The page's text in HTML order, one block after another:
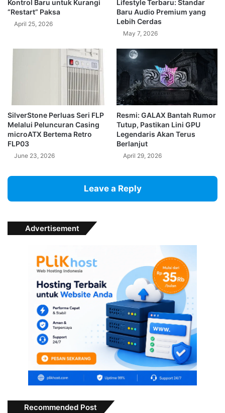
Kontrol Baru untuk Kurangi
“Restart” Paksa
April 25, 2026
Lifestyle Terbaru: Standar
Baru Audio Premium yang
Lebih Cerdas
May 7, 2026
SilverStone Perluas Seri FLP
Melalui Peluncuran Casing
microATX Bertema Retro
FLP03
June 23, 2026
Resmi: GALAX Bantah Rumor
Tutup, Pastikan Lini GPU
Legendaris Akan Terus
Berlanjut
April 29, 2026
Leave a Reply
Advertisement
Recommended Post